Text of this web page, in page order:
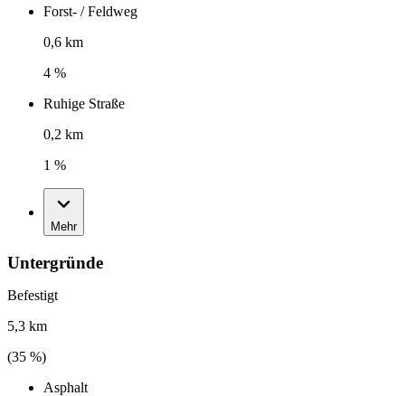
Forst- / Feldweg
0,6 km
4 %
Ruhige Straße
0,2 km
1 %
Mehr
Untergründe
Befestigt
5,3 km
(35 %)
Asphalt